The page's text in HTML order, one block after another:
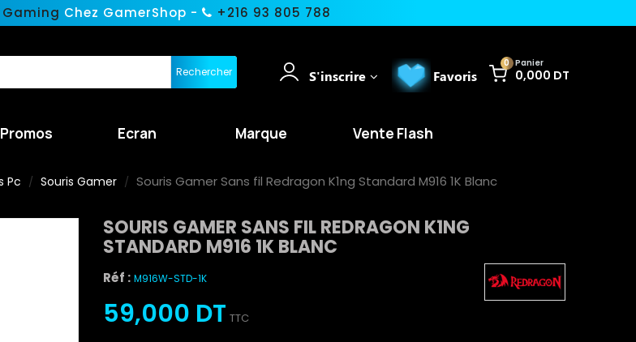
Gaming Chez GamerShop - +216 93 805 788
Rechercher
0 Panier
0,000 DT
Favoris
S'inscrire
Promos Ecran Marque Vente Flash
Pc Souris Gamer Souris Gamer Sans fil Redragon K1ng Standard M916 1K Blanc
SOURIS GAMER SANS FIL REDRAGON K1NG
STANDARD M916 1K BLANC
Réf : M916W-STD-1K
59,000 DT TTC